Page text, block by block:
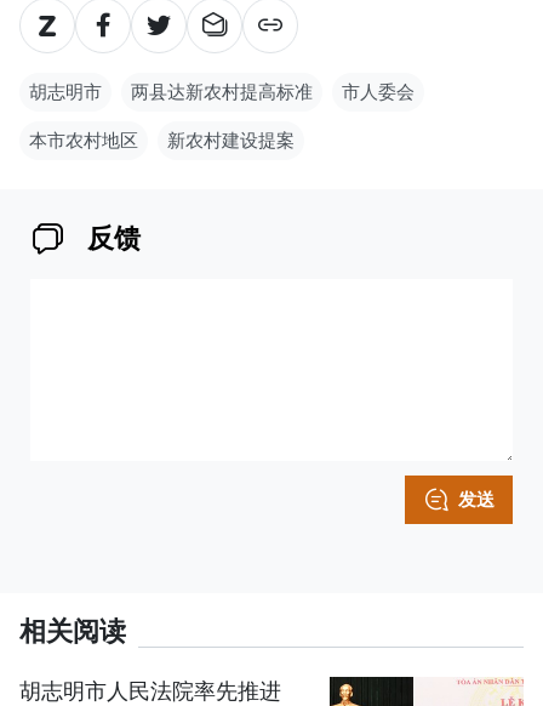
胡志明市 两县达新农村提高标准 市人委会
本市农村地区 新农村建设提案
反馈
发送
相关阅读
胡志明市人民法院率先推进